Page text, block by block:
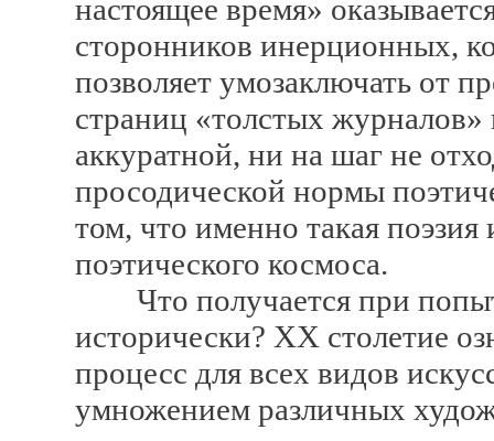
настоящее время»
сторонников инерционных,
позволяет умозаключать от
страниц «толстых
аккуратной, ни на шаг не
просодической нормы
том, что именно такая поэзия
поэтического космоса.
Что получается при
исторически? XX столетие
процесс для всех видов
умножением различных